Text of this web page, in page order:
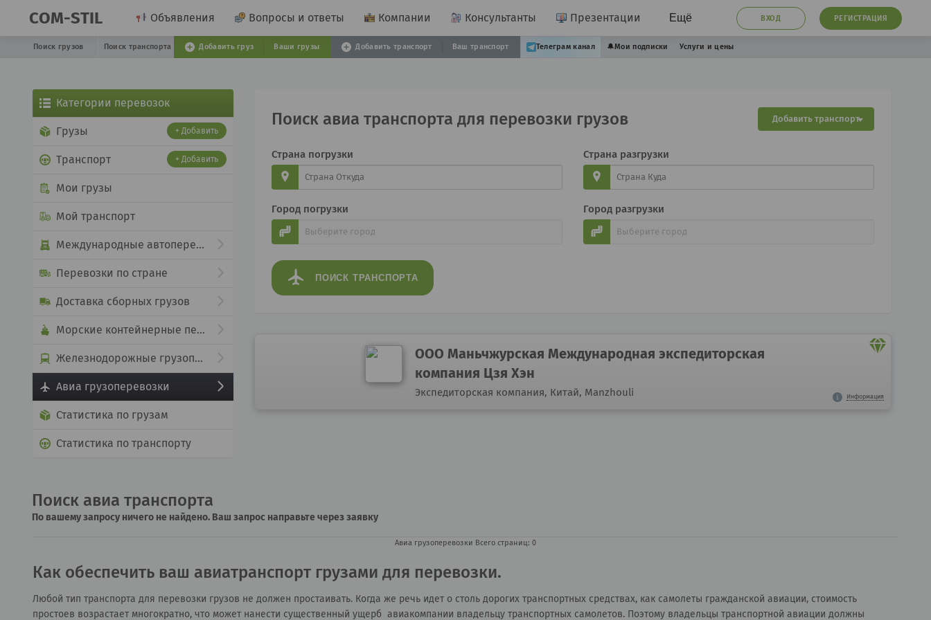
COM-STIL Объявления Вопросы и ответы Компании Консультанты Презентации Ещё ВХОД РЕГИСТРАЦИЯ
Поиск грузов Поиск транспорта Добавить груз Ваши грузы Добавить транспорт Ваш транспорт Телеграм канал 🔔Мои подписки Услуги и цены
Категории перевозок
Грузы + Добавить
Транспорт + Добавить
Мои грузы
Мой транспорт
Международные автоперевозки
Перевозки по стране
Доставка сборных грузов
Морские контейнерные перевозки
Железнодорожные грузоперевозки
Авиа грузоперевозки
Статистика по грузам
Статистика по транспорту
Поиск авиа транспорта для перевозки грузов Добавить транспорт
Страна погрузки
Город погрузки
Страна разгрузки
Город разгрузки
ПОИСК ТРАНСПОРТА
ООО Маньчжурская Международная экспедиторская
компания Цзя Хэн
Экспедиторская компания, Китай, Manzhouli Информация
Поиск авиа транспорта
По вашему запросу ничего не найдено. Ваш запрос направьте через заявку
Авиа грузоперевозки Всего страниц: 0
Как обеспечить ваш авиатранспорт грузами для перевозки.
Любой тип транспорта для перевозки грузов не должен простаивать. Когда же речь идет о столь дорогих транспортных средствах, как самолеты гражданской авиации, стоимость
простоев возрастает многократно, что может нанести существенный ущерб авиакомпании владельцу транспортных самолетов. Поэтому владельцы транспортной авиации должны